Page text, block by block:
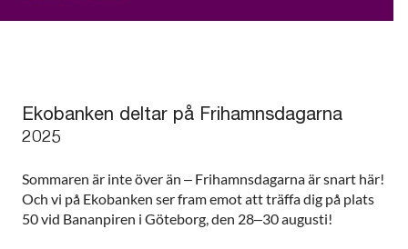
Ekobanken deltar på Frihamnsdagarna
2025
Sommaren är inte över än – Frihamnsdagarna är snart här!
Och vi på Ekobanken ser fram emot att träffa dig på plats
50 vid Bananpiren i Göteborg, den 28–30 augusti!